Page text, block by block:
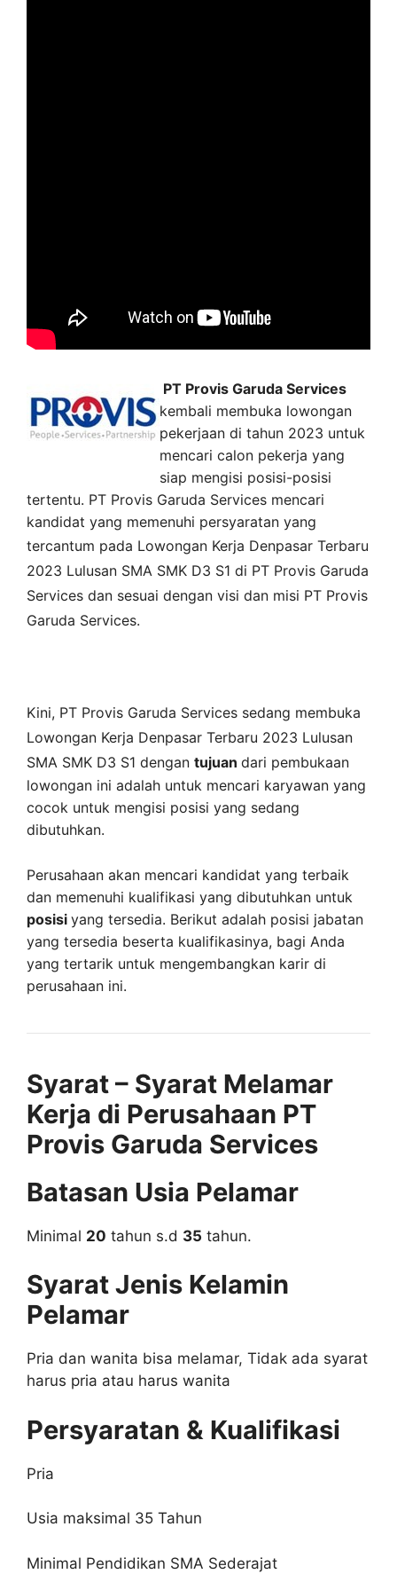
PT Provis Garuda Services
kembali membuka lowongan
pekerjaan di tahun 2023 untuk
mencari calon pekerja yang
siap mengisi posisi-posisi
tertentu. PT Provis Garuda Services mencari
kandidat yang memenuhi persyaratan yang
tercantum pada Lowongan Kerja Denpasar Terbaru
2023 Lulusan SMA SMK D3 S1 di PT Provis Garuda
Services dan sesuai dengan visi dan misi PT Provis
Garuda Services.
Kini, PT Provis Garuda Services sedang membuka
Lowongan Kerja Denpasar Terbaru 2023 Lulusan
SMA SMK D3 S1 dengan tujuan dari pembukaan
lowongan ini adalah untuk mencari karyawan yang
cocok untuk mengisi posisi yang sedang
dibutuhkan.
Perusahaan akan mencari kandidat yang terbaik
dan memenuhi kualifikasi yang dibutuhkan untuk
posisi yang tersedia. Berikut adalah posisi jabatan
yang tersedia beserta kualifikasinya, bagi Anda
yang tertarik untuk mengembangkan karir di
perusahaan ini.
Syarat – Syarat Melamar
Kerja di Perusahaan PT
Provis Garuda Services
Batasan Usia Pelamar
Minimal 20 tahun s.d 35 tahun.
Syarat Jenis Kelamin
Pelamar
Pria dan wanita bisa melamar, Tidak ada syarat
harus pria atau harus wanita
Persyaratan & Kualifikasi
Pria
Usia maksimal 35 Tahun
Minimal Pendidikan SMA Sederajat